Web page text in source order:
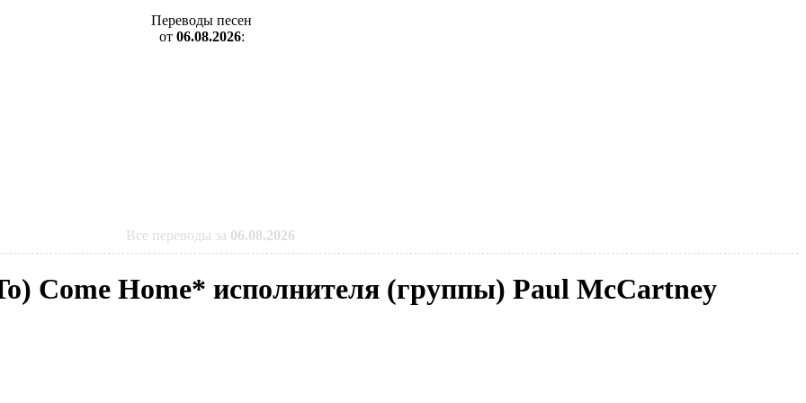
Переводы песен
от 06.08.2026:
Все переводы за 06.08.2026
Come Home* исполнителя (группы) Paul McCartney